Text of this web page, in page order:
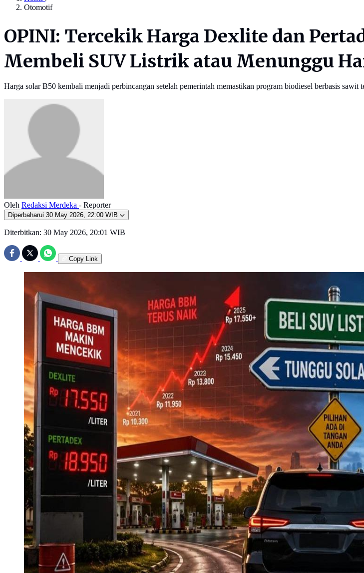
Otomotif
OPINI: Tercekik Harga Dexlite dan
Membeli SUV Listrik atau Menunggu
Harga solar B50 kembali menjadi perbincangan setelah pemerintah memastikan program biodiesel berbasis sawit
Oleh Redaksi Merdeka - Reporter
Diperbaharui 30 May 2026, 22:00 WIB
Diterbitkan: 30 May 2026, 20:01 WIB
Copy Link